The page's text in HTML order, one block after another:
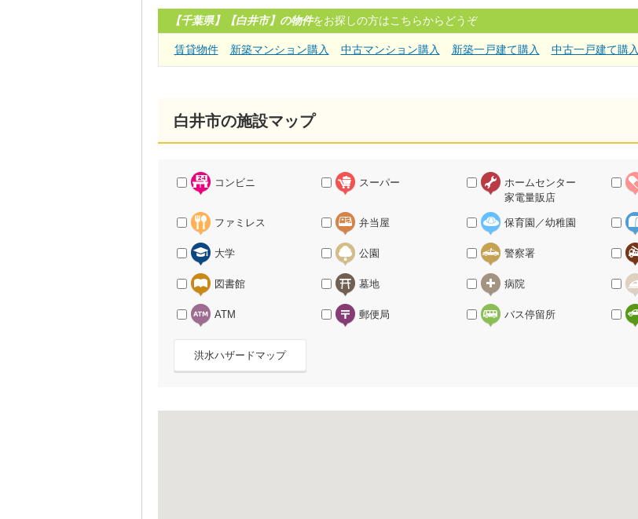
【千葉県】【白井市】の物件をお探しの方はこちらからどうぞ
賃貸物件 新築マンション購入 中古マンション購入 新築一戸建て購入 中古一戸建て購入
白井市の施設マップ
コンビニ スーパー
ホームセンター
家電量販店
ファミレス 弁当屋 保育園／幼稚園
大学 公園 警察署
図書館 墓地 病院
ATM 郵便局 バス停留所
洪水ハザードマップ